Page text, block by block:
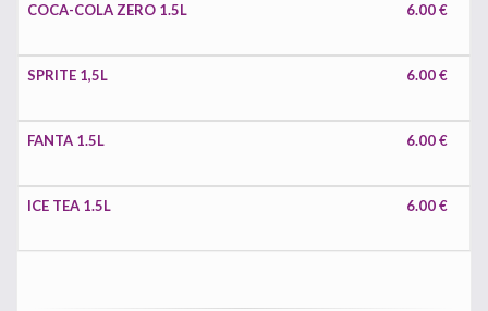
COCA-COLA ZERO 1.5L 6.00 €
SPRITE 1,5L 6.00 €
FANTA 1.5L 6.00 €
ICE TEA 1.5L 6.00 €